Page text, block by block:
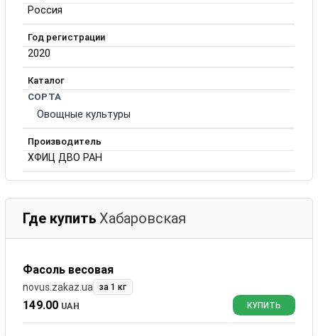
Россия
Год регистрации
2020
Каталог
СОРТА
Овощные культуры
Производитель
ХФИЦ ДВО РАН
Где купить Хабаровская
Фасоль весовая
novus.zakaz.ua за 1 кг
149.00 UAH КУПИТЬ